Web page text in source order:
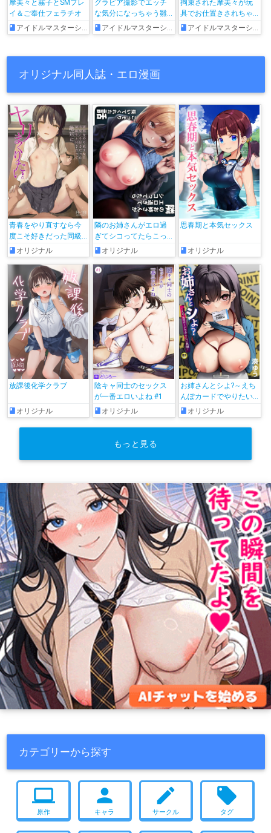
摩美々と霧子とSMプレ
イ＆ご奉仕フェラチオ
アイドルマスターシャイニーカラーズ
グラビア撮影でエッチ
な気分になっちゃう雛
菜 アイドルマスターシャイニーカラーズ
拘束された摩美々が玩
具でお仕置きされちゃ
う♡アイドルマスターシャイニーカラーズ
オリジナル同人誌・エロ漫画
青春をやり直すなら今
度こそ好きだった同級
生と付き合って絶対ヤ
リまくりたい。
オリジナル
隣のお姉さんがエロ過
ぎてシコってたらこっ
そり抜いてくれた話
オリジナル
思春期と本気セックス
オリジナル
放課後化学クラブ
オリジナル
陰キャ同士のセックス
が一番エロいよね #1
オリジナル
お姉さんとシよ?～えち
んぽカードでやりたい
放題～
オリジナル
もっと見る
カテゴリーから探す
computer
原作
person
キャラ
create
サークル
local_offer
タグ